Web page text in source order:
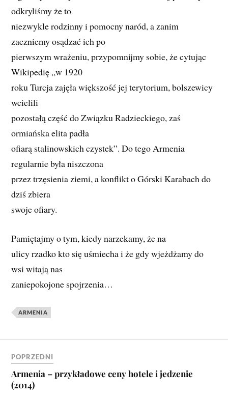
odkryliśmy że to
niezwykle rodzinny i pomocny naród, a zanim
zaczniemy osądzać ich po
pierwszym wrażeniu, przypomnijmy sobie, że cytując
Wikipedię „w 1920
roku Turcja zajęła większość jej terytorium, bolszewicy
wcielili
pozostałą część do Związku Radzieckiego, zaś
ormiańska elita padła
ofiarą stalinowskich czystek”. Do tego Armenia
regularnie była niszczona
przez trzęsienia ziemi, a konflikt o Górski Karabach do
dziś zbiera
swoje ofiary.
Pamiętajmy o tym, kiedy narzekamy, że na
ulicy rzadko kto się uśmiecha i że gdy wjeżdżamy do
wsi witają nas
zaniepokojone spojrzenia…
ARMENIA
POPRZEDNI
Armenia – przykładowe ceny hotele i jedzenie
(2014)